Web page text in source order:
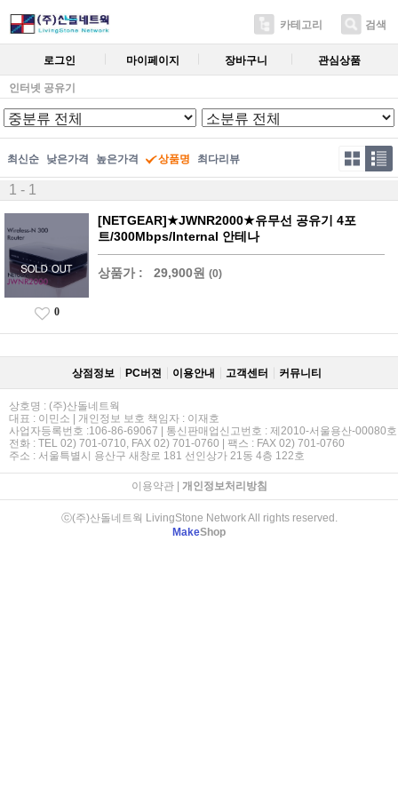
카테고리 검색
로그인 마이페이지 장바구니 관심상품
인터넷 공유기
최신순 낮은가격 높은가격 상품명 최다리뷰
1 - 1
[NETGEAR]★JWNR2000★유무선 공유기 4포
트/300Mbps/Internal 안테나
상품가 : 29,900원 (0)
0
상점정보 PC버젼 이용안내 고객센터 커뮤니티
상호명 : (주)산돌네트웍
대표 : 이민소 | 개인정보 보호 책임자 : 이재호
사업자등록번호 :106-86-69067 | 통신판매업신고번호 : 제2010-서울용산-00080호
전화 : TEL 02) 701-0710, FAX 02) 701-0760 | 팩스 : FAX 02) 701-0760
주소 : 서울특별시 용산구 새창로 181 선인상가 21동 4층 122호
이용약관| 개인정보처리방침
ⓒ(주)산돌네트웍 LivingStone Network All rights reserved.
MakeShop